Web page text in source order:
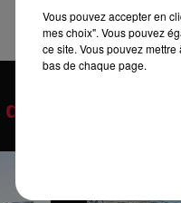
Strasbourg
Vous pouvez accepter en
mes choix". Vous pouvez
ce site. Vous pouvez
bas de chaque page.